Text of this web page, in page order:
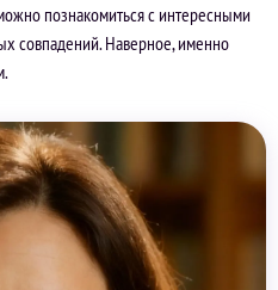
познакомиться с интересными
совпадений. Наверное, именно